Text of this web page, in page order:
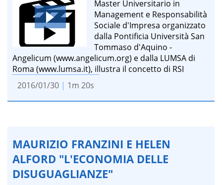
Master Universitario in
Management e Responsabilità
Sociale d'Impresa organizzato
dalla Pontificia Università San
Tommaso d'Aquino -
Angelicum (www.angelicum.org) e dalla LUMSA di
Roma (www.lumsa.it), illustra il concetto di RSI
2016/01/30 | 1m 20s
MAURIZIO FRANZINI E HELEN
ALFORD "L'ECONOMIA DELLE
DISUGUAGLIANZE"